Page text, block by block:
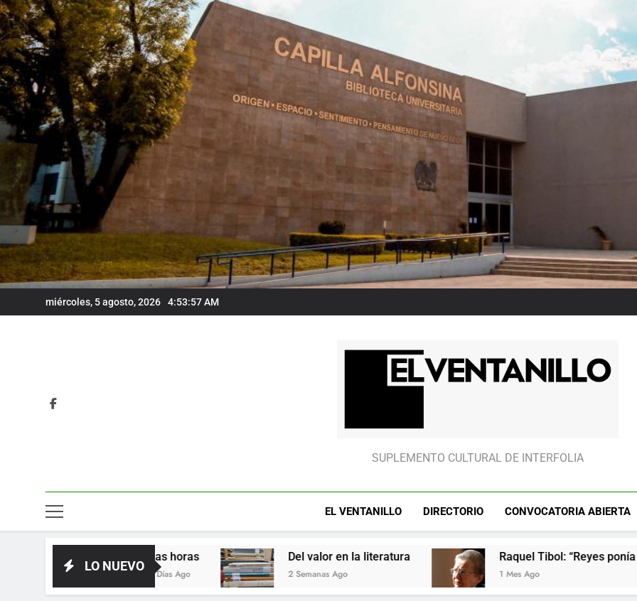
Skip
to
content
miércoles, 5 agosto, 2026 4:53:58 AM
Raquel Tibol: “Reyes ponía
Raquel Tibol: “Reyes ponía
El Ventanillo
SUPLEMENTO CULTURAL DE INTERFOLIA
EL VENTANILLO DIRECTORIO CONVOCATORIA ABIERTA
LO NUEVO
3 Días Ago
Del valor en la literatura
2 Semanas Ago
Raquel Tibol: “Reyes ponía cuidado
1 Mes Ago